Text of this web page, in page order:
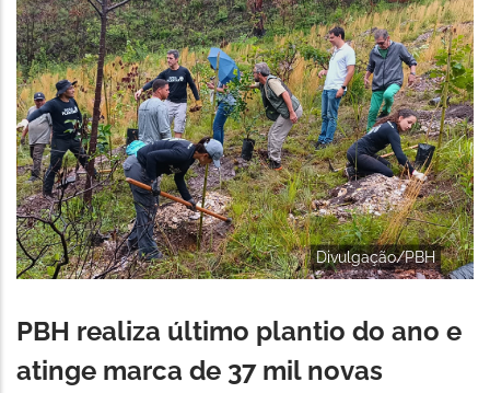
Divulgação/PBH
PBH realiza último plantio do ano e
atinge marca de 37 mil novas